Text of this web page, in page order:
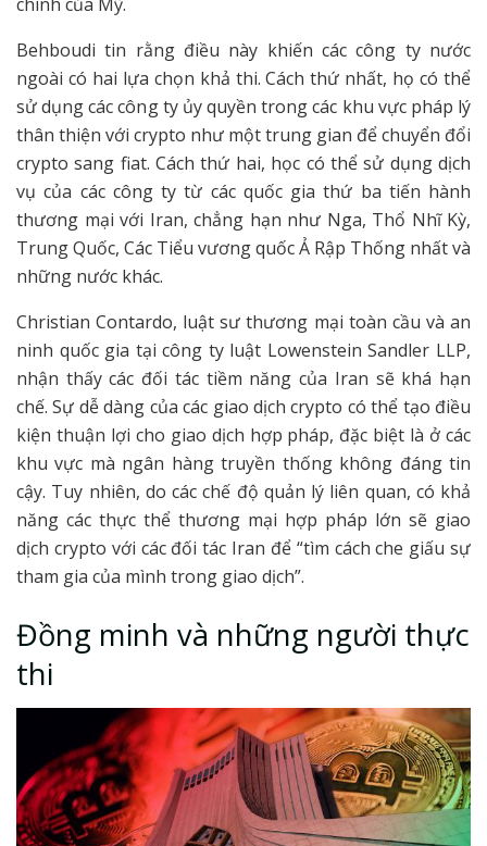
Behboudi tin rằng điều này khiến các công ty nước
ngoài có hai lựa chọn khả thi. Cách thứ nhất, họ có thể
sử dụng các công ty ủy quyền trong các khu vực pháp lý
thân thiện với crypto như một trung gian để chuyển đổi
crypto sang fiat. Cách thứ hai, học có thể sử dụng dịch
vụ của các công ty từ các quốc gia thứ ba tiến hành
thương mại với Iran, chẳng hạn như Nga, Thổ Nhĩ Kỳ,
Trung Quốc, Các Tiểu vương quốc Ả Rập Thống nhất và
những nước khác.
Christian Contardo, luật sư thương mại toàn cầu và an
ninh quốc gia tại công ty luật Lowenstein Sandler LLP,
nhận thấy các đối tác tiềm năng của Iran sẽ khá hạn
chế. Sự dễ dàng của các giao dịch crypto có thể tạo điều
kiện thuận lợi cho giao dịch hợp pháp, đặc biệt là ở các
khu vực mà ngân hàng truyền thống không đáng tin
cậy. Tuy nhiên, do các chế độ quản lý liên quan, có khả
năng các thực thể thương mại hợp pháp lớn sẽ giao
dịch crypto với các đối tác Iran để “tìm cách che giấu sự
tham gia của mình trong giao dịch”.
Đồng minh và những người thực
thi